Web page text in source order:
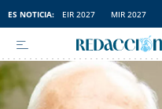
ES NOTICIA: EIR 2027 MIR 2027